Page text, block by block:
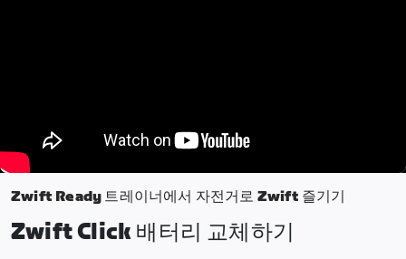
Zwift Ready 트레이너에서 자전거로 Zwift 즐기기
Zwift Click 배터리 교체하기